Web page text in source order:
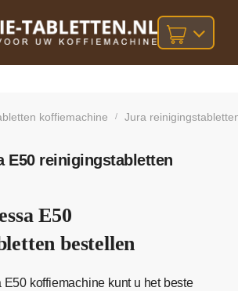
besteld,
bij orders
koffiemachine / Jura
E50 reinigingstabletten
E50
bestellen
koffiemachine kunt u het beste